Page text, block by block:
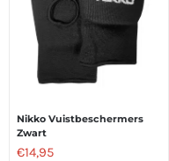
Nikko Vuistbeschermers
Zwart
€14,95